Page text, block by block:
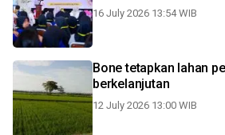
16 July 2026 13:54 WIB
Bone tetapkan lahan
berkelanjutan
12 July 2026 13:00 WIB